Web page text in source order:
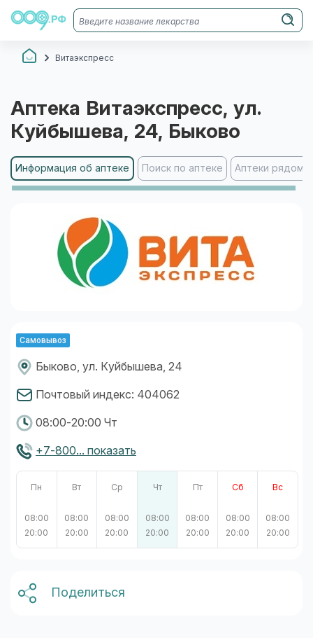
Витаэкспресс
Аптека Витаэкспресс, ул.
Куйбышева, 24, Быково
Информация об аптеке Поиск по аптеке Аптеки рядом
Самовывоз
Быково, ул. Куйбышева, 24
Почтовый индекс: 404062
08:00-20:00 Чт
+7-800... показать
Пн
08:00
20:00
Вт
08:00
20:00
Ср
08:00
20:00
Чт
08:00
20:00
Пт
08:00
20:00
Сб
08:00
20:00
Вс
08:00
20:00
Поделиться